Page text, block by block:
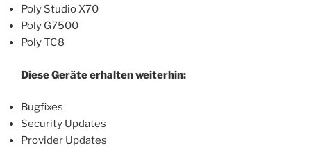
Poly Studio X70
Poly G7500
Poly TC8
Diese Geräte erhalten weiterhin:
Bugfixes
Security Updates
Provider Updates